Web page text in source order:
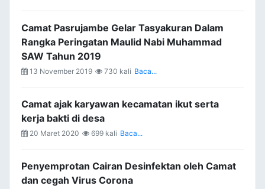
Camat Pasrujambe Gelar Tasyakuran Dalam
Rangka Peringatan Maulid Nabi Muhammad
SAW Tahun 2019
13 November 2019 730 kali Baca...
Camat ajak karyawan kecamatan ikut serta
kerja bakti di desa
20 Maret 2020 699 kali Baca...
Penyemprotan Cairan Desinfektan oleh Camat
dan cegah Virus Corona